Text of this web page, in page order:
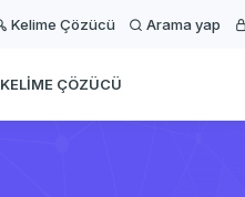
Kelime Çözücü Arama yap
KELIME ÇÖZÜCÜ